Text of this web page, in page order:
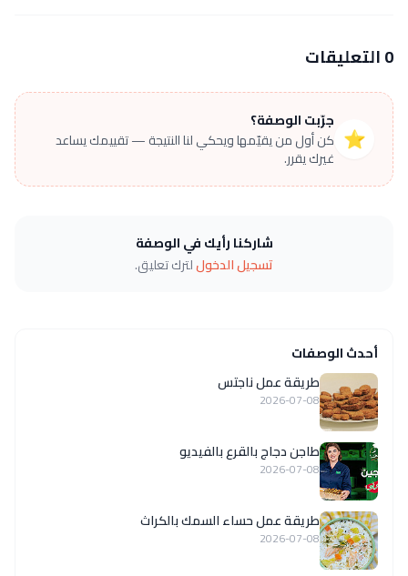
0 التعليقات
⭐
جرّبت الوصفة؟
كن أول من يقيّمها ويحكي لنا النتيجة — تقييمك يساعد
غيرك يقرر.
شاركنا رأيك في الوصفة
تسجيل الدخوللترك تعليق.
أحدث الوصفات
طريقة عمل ناجتس
2026-07-08
طاجن دجاج بالقرع بالفيديو
2026-07-08
طريقة عمل حساء السمك بالكراث
2026-07-08